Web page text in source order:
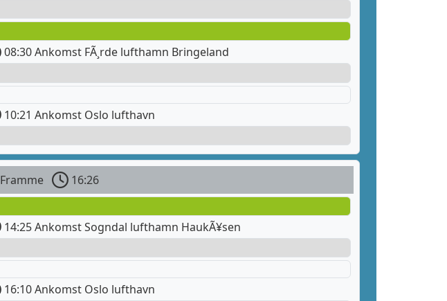
08:30 Ankomst FÃ¸rde lufthamn Bringeland
10:21 Ankomst Oslo lufthavn
Framme
16:26
14:25 Ankomst Sogndal lufthamn HaukÃ¥sen
16:10 Ankomst Oslo lufthavn